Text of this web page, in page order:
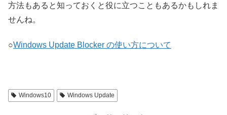
方法もあると知っておくと役に立つこともあるかもしれま
せんね。
○Windows Update Blocker の使い方について
Windows10 Windows Update